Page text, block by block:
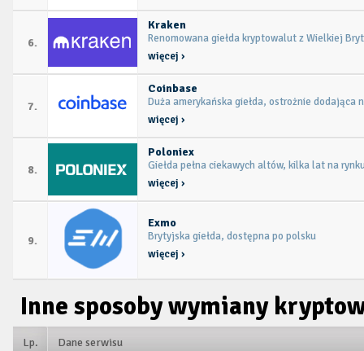
6.
Kraken
Renomowana giełda kryptowalut z Wielkiej
więcej ›
7.
Coinbase
Duża amerykańska giełda, ostrożnie dodająca
więcej ›
8.
Poloniex
Giełda pełna ciekawych altów, kilka lat na
więcej ›
9.
Exmo
Brytyjska giełda, dostępna po polsku
więcej ›
Inne sposoby wymiany
Lp. Dane serwisu